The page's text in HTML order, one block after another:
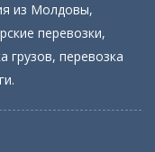
из Молдовы,
перевозки,
грузов, перевозка